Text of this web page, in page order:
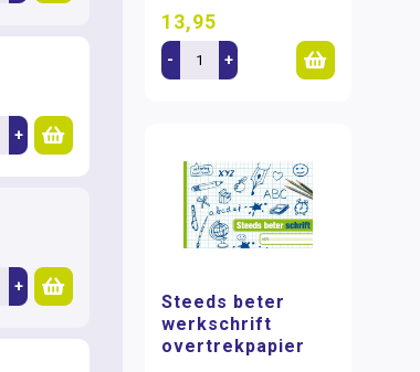
+
+
13,95
- +
Steeds beter
werkschrift
overtrekpapier